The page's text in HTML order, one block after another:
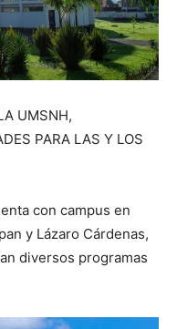
UMSNH,
PARA LAS Y LOS
con campus en
y Lázaro Cárdenas,
diversos programas